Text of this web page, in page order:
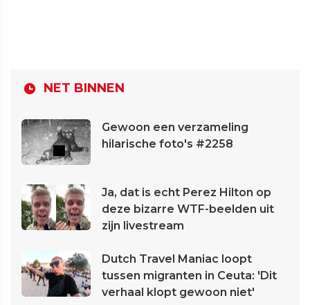
NET BINNEN
Gewoon een verzameling
hilarische foto's #2258
Ja, dat is echt Perez Hilton op
deze bizarre WTF-beelden uit
zijn livestream
Dutch Travel Maniac loopt
tussen migranten in Ceuta: 'Dit
verhaal klopt gewoon niet'